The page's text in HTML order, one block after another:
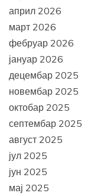
април 2026
март 2026
фебруар 2026
јануар 2026
децембар 2025
новембар 2025
октобар 2025
септембар 2025
август 2025
јул 2025
јун 2025
мај 2025